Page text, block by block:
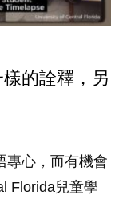
的詮釋，另
專心，而有機會
Florida兒童學